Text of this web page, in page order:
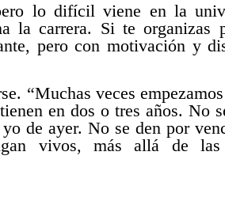
lo difícil viene en la
carrera. Si te organizas
pero con motivación y
“Muchas veces
en dos o tres años. No
de ayer. No se den por
vivos, más allá de